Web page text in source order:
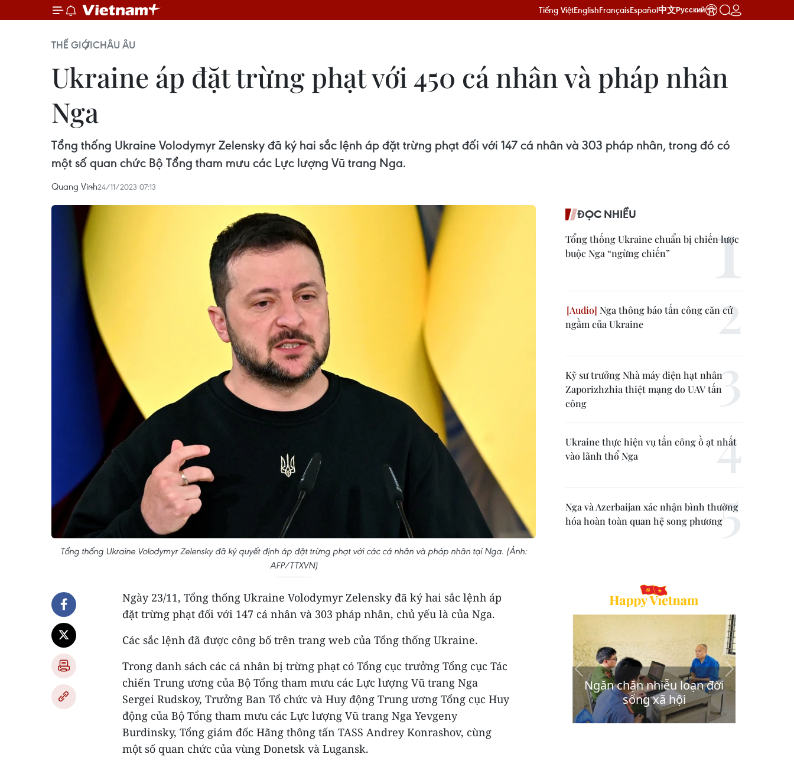
Tiếng ViệtEnglishFrançaisEspañol中文Русский
THẾ GIỚICHÂU ÂU
Ukraine áp đặt trừng phạt với 450 cá nhân và pháp nhân
Nga
Tổng thống Ukraine Volodymyr Zelensky đã ký hai sắc lệnh áp đặt trừng phạt đối với 147 cá nhân và 303 pháp nhân, trong đó có
một số quan chức Bộ Tổng tham mưu các Lực lượng Vũ trang Nga.
Quang Vinh24/11/2023 07:13
Tổng thống Ukraine Volodymyr Zelensky đã ký quyết định áp đặt trừng phạt với các cá nhân và pháp nhân tại Nga. (Ảnh:
AFP/TTXVN)
Ngày 23/11, Tổng thống Ukraine Volodymyr Zelensky đã ký hai sắc lệnh áp
đặt trừng phạt đối với 147 cá nhân và 303 pháp nhân, chủ yếu là của Nga.
Các sắc lệnh đã được công bố trên trang web của Tổng thống Ukraine.
Trong danh sách các cá nhân bị trừng phạt có Tổng cục trưởng Tổng cục Tác
chiến Trung ương của Bộ Tổng tham mưu các Lực lượng Vũ trang Nga
Sergei Rudskoy, Trưởng Ban Tổ chức và Huy động Trung ương Tổng cục Huy
động của Bộ Tổng tham mưu các Lực lượng Vũ trang Nga Yevgeny
Burdinsky, Tổng giám đốc Hãng thông tấn TASS Andrey Konrashov, cùng
một số quan chức của vùng Donetsk và Lugansk.
ĐỌC NHIỀU
Tổng thống Ukraine chuẩn bị chiến lược
buộc Nga “ngừng chiến”
Nga thông báo tấn công căn cứ
ngầm của Ukraine
Kỹ sư trưởng Nhà máy điện hạt nhân
Zaporizhzhia thiệt mạng do UAV tấn
công
Ukraine thực hiện vụ tấn công ồ ạt nhất
vào lãnh thổ Nga
Nga và Azerbaijan xác nhận bình thường
hóa hoàn toàn quan hệ song phương